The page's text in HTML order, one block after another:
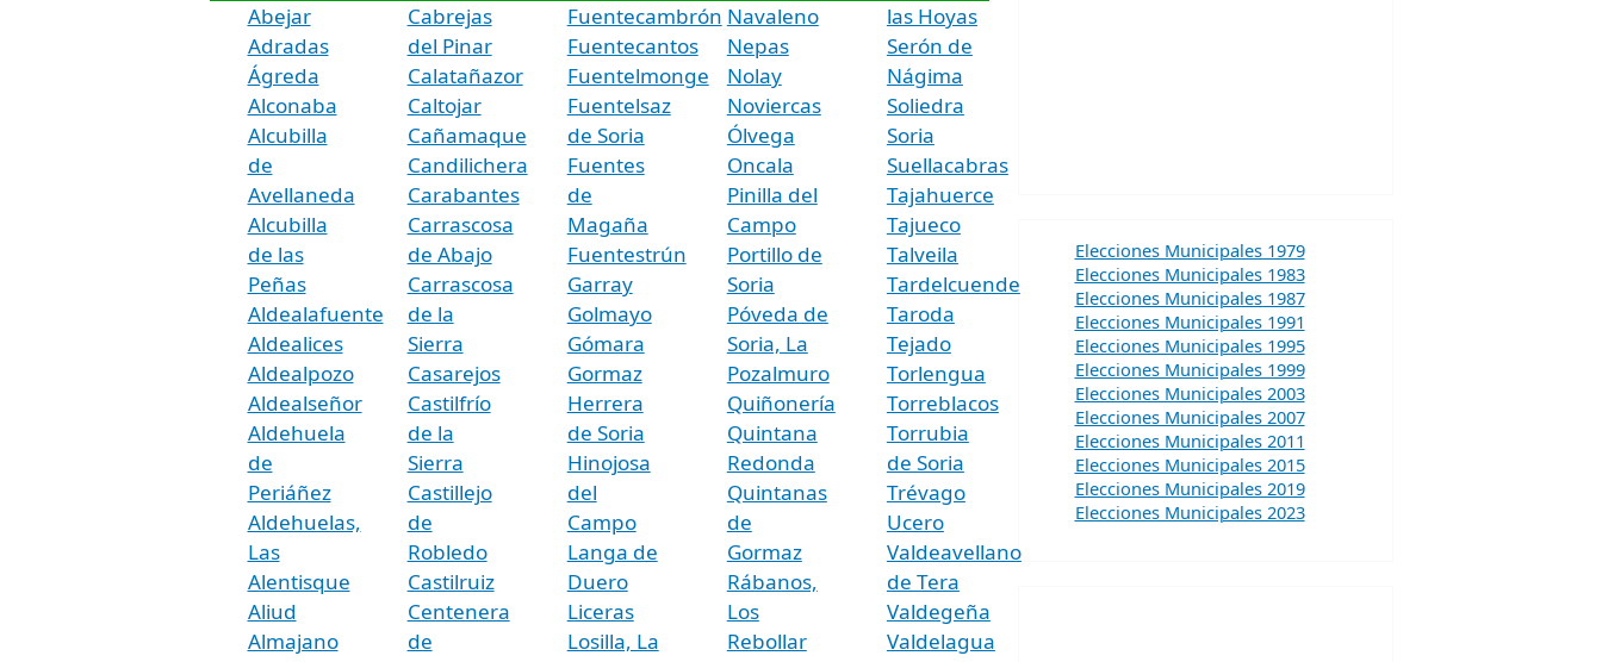
Abejar
Adradas
Ágreda
Alconaba
Alcubilla
de
Avellaneda
Alcubilla
de las
Peñas
Aldealafuente
Aldealices
Aldealpozo
Aldealseñor
Aldehuela
de
Periáñez
Aldehuelas,
Las
Alentisque
Aliud
Almajano
Cabrejas
del Pinar
Calatañazor
Caltojar
Cañamaque
Candilichera
Carabantes
Carrascosa
de Abajo
Carrascosa
de la
Sierra
Casarejos
Castilfrío
de la
Sierra
Castillejo
de
Robledo
Castilruiz
Centenera
de
Fuentecambrón
Fuentecantos
Fuentelmonge
Fuentelsaz
de Soria
Fuentes
de
Magaña
Fuentestrún
Garray
Golmayo
Gómara
Gormaz
Herrera
de Soria
Hinojosa
del
Campo
Langa de
Duero
Liceras
Losilla, La
Navaleno
Nepas
Nolay
Noviercas
Ólvega
Oncala
Pinilla del
Campo
Portillo de
Soria
Póveda de
Soria, La
Pozalmuro
Quiñonería
Quintana
Redonda
Quintanas
de
Gormaz
Rábanos,
Los
Rebollar
las Hoyas
Serón de
Nágima
Soliedra
Soria
Suellacabras
Tajahuerce
Tajueco
Talveila
Tardelcuende
Taroda
Tejado
Torlengua
Torreblacos
Torrubia
de Soria
Trévago
Ucero
Valdeavellano
de Tera
Valdegeña
Valdelagua
Elecciones Municipales 1979
Elecciones Municipales 1983
Elecciones Municipales 1987
Elecciones Municipales 1991
Elecciones Municipales 1995
Elecciones Municipales 1999
Elecciones Municipales 2003
Elecciones Municipales 2007
Elecciones Municipales 2011
Elecciones Municipales 2015
Elecciones Municipales 2019
Elecciones Municipales 2023